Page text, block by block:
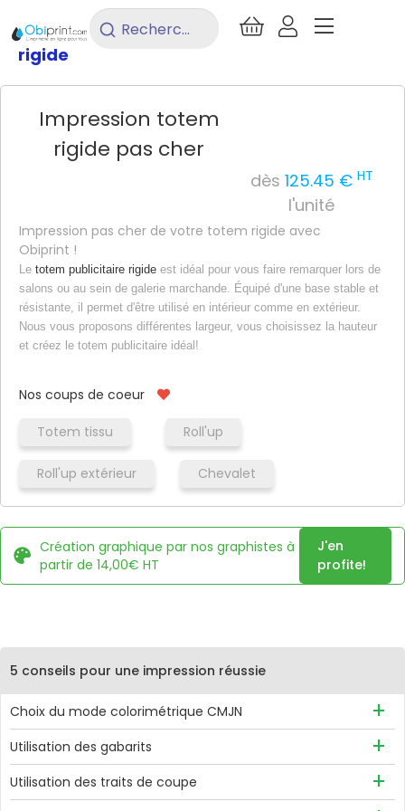
Rechercher
/ Stand / Display Totem /
Totem
rigide
Impression totem
rigide pas cher
dès 125.45 € HT
l'unité
Impression pas cher de votre totem rigide avec
Obiprint !
Le totem publicitaire rigide est idéal pour vous faire remarquer lors de
salons ou au sein de galerie marchande. Équipé d'une base stable et
résistante, il permet d'être utilisé en intérieur comme en extérieur.
Nous vous proposons différentes largeur, vous choisissez la hauteur
et créez le totem publicitaire idéal!
Nos coups de coeur
Totem tissu Roll'up
Roll'up extérieur Chevalet
Création graphique par nos graphistes à
partir de 14,00€ HT
J'en
profite!
5 conseils pour une impression réussie
Choix du mode colorimétrique CMJN
Afin d'éviter toute variation de couleur, il est recommandé
d'utiliser le mode CMJN, avec de préférence, le profil ISO
Coated v3.
Utilisation des gabarits
Des gabarits sont disponibles pour chaque produit et
chaque configuration, ne nous dites pas que notre travail ne
Utilisation des traits de coupe